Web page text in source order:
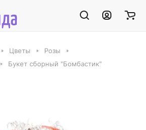
Цветы
Розы
Букет сборный "Бомбастик"